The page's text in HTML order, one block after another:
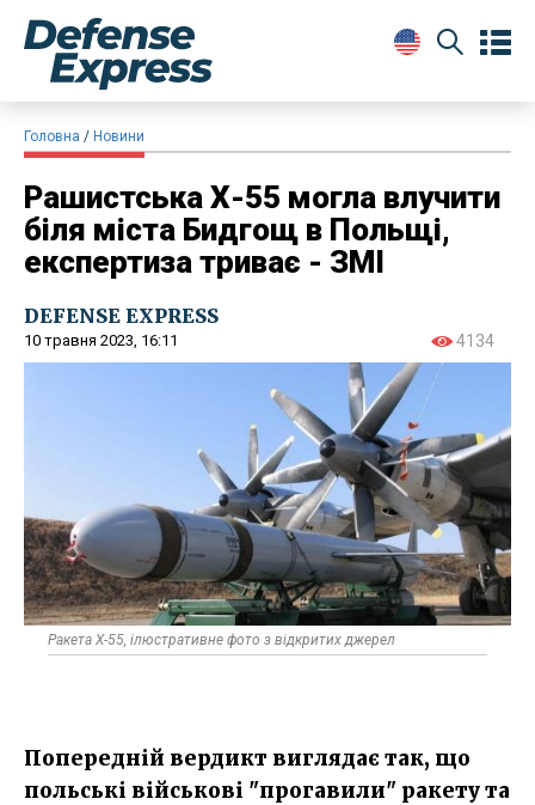
Головна Новини
Рашистська Х-55 могла влучити
біля міста Бидгощ в Польщі,
експертиза триває - ЗМІ
DEFENSE EXPRESS
10 травня 2023, 16:11 4134
Ракета Х-55, ілюстративне фото з відкритих джерел
Попередній вердикт виглядає так, що
польські військові "прогавили" ракету та